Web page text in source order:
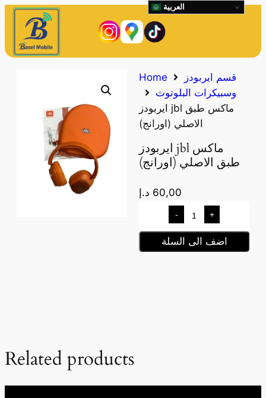
Home
قسم ايربودز
وسبيكرات البلوتوث
ايربودز jbl ماكس طبق
الاصلي (اورانج)
ايربودز jbl ماكس
طبق الاصلي (اورانج)
60,00 د.إ
- +
اضف الى السلة
Related products
العربية